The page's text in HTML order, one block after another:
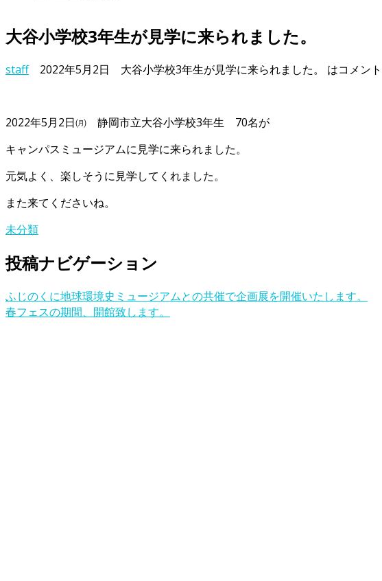
大谷小学校3年生が見学に来られました。
staff 2022年5月2日 大谷小学校3年生が見学に来られました。 はコメン
2022年5月2日㈪ 静岡市立大谷小学校3年生 70名が
キャンパスミュージアムに見学に来られました。
元気よく、楽しそうに見学してくれました。
また来てくださいね。
未分類
投稿ナビゲーション
ふじのくに地球環境史ミュージアムとの共催で企画展を開催いたします。
春フェスの期間、開館致します。